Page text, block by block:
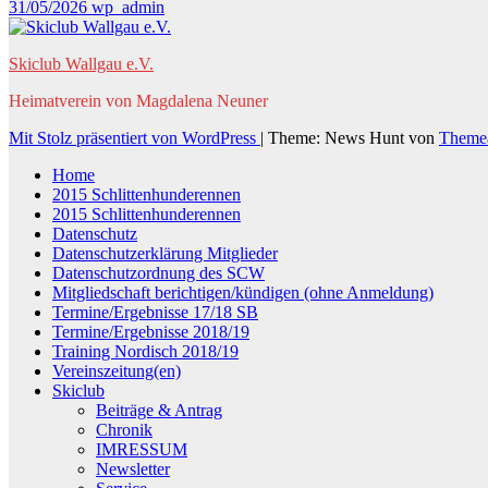
31/05/2026 wp_admin
Skiclub Wallgau e.V.
Heimatverein von Magdalena Neuner
Mit Stolz präsentiert von WordPress | Theme: News Hunt von
Home
2015 Schlittenhunderennen
2015 Schlittenhunderennen
Datenschutz
Datenschutzerklärung Mitglieder
Datenschutzordnung des SCW
Mitgliedschaft berichtigen/kündigen (ohne Anmeldung)
Termine/Ergebnisse 17/18 SB
Termine/Ergebnisse 2018/19
Training Nordisch 2018/19
Vereinszeitung(en)
Skiclub
Beiträge & Antrag
Chronik
IMRESSUM
Newsletter